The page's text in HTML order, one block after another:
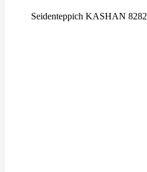
Seidenteppich KASHAN